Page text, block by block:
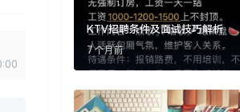
KTV招聘条件及面试技巧解析
7 个月前